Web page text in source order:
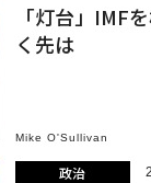
「灯台」IMF
く先は
Mike O'Sullivan
政治